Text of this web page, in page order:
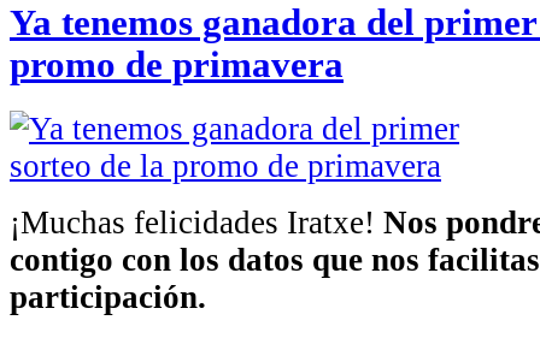
Ya tenemos ganadora del
promo de primavera
¡Muchas felicidades Iratxe! Nos
contigo con los datos que nos
participación.